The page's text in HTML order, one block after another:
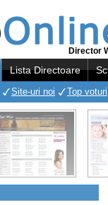
Director
Lista Directoare
Site-uri noi Top voturi